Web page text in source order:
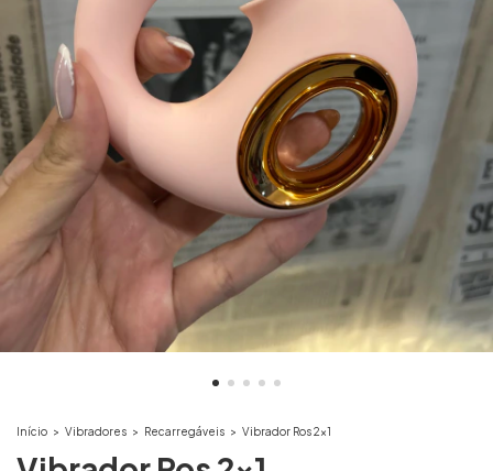
Início > Vibradores > Recarregáveis > Vibrador Ros 2x1